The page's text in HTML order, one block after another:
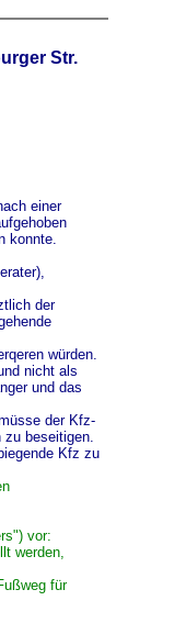
Str.
einer
konnte.
der
würden.
nicht als
und das
der Kfz-
zu beseitigen.
Kfz zu
vor:
werden,
für